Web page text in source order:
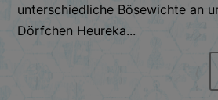
unterschiedliche Bösewichte an
Dörfchen Heureka...